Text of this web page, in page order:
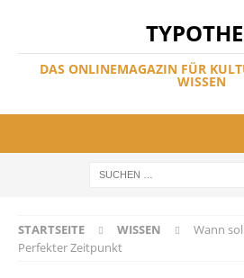
DAS ONLINEMAGAZIN FÜR
WISSEN
STARTSEITE WISSEN
Wann
Perfekter Zeitpunkt